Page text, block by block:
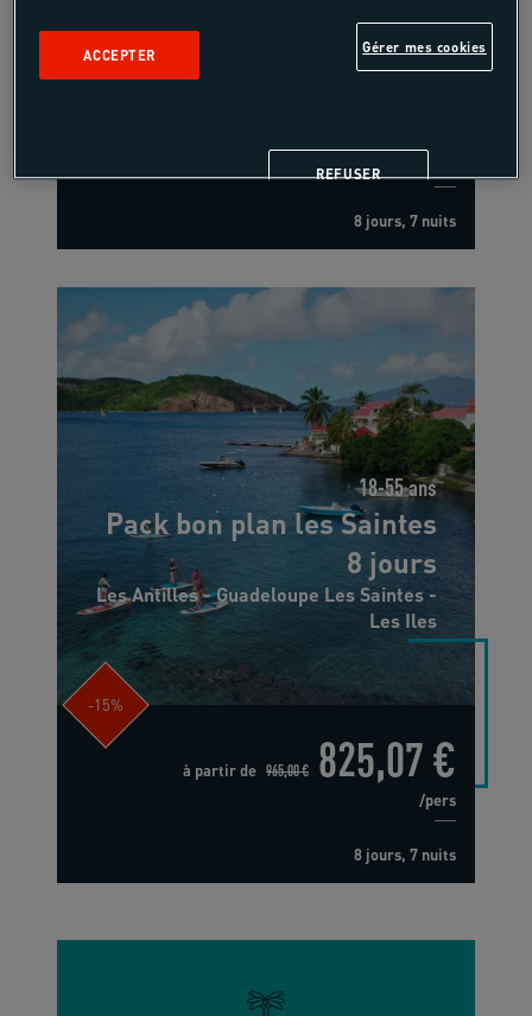
8 jours, 7 nuits
18-55 ans
Pack bon plan les Saintes
8 jours
Les Antilles - Guadeloupe Les Saintes -
Les Iles
-15%
à partir de 965,00 € 825,07 €
/pers
8 jours, 7 nuits
Gérer mes cookies
REFUSER
ACCEPTER